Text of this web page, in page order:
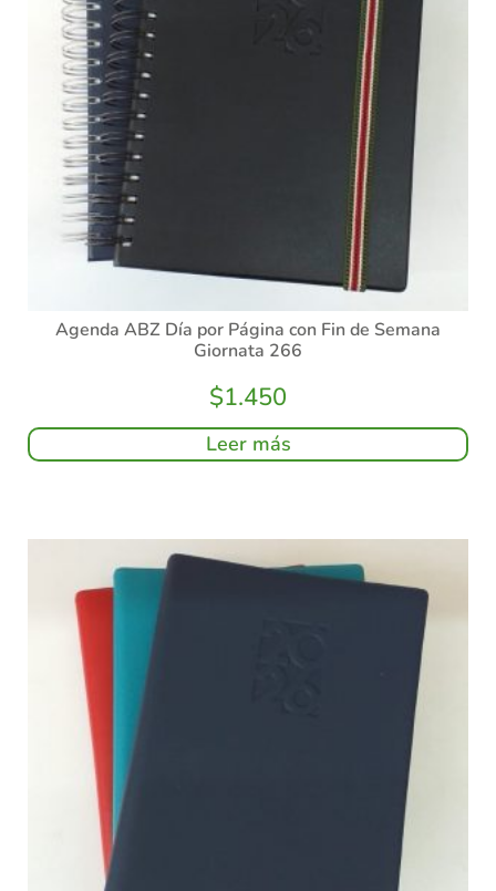
Agenda ABZ Día por Página con Fin de Semana
Giornata 266
$1.450
Leer más